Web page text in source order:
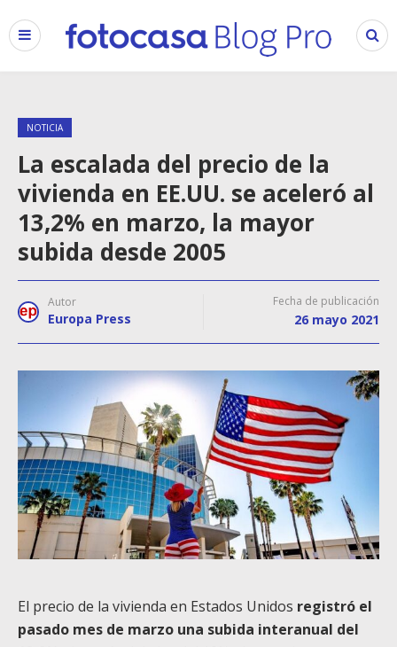
NOTICIA
La escalada del precio de la
vivienda en EE.UU. se aceleró al
13,2% en marzo, la mayor
subida desde 2005
Autor
Europa Press
Fecha de publicación
26 mayo 2021
El precio de la vivienda en Estados Unidos registró el
pasado mes de marzo una subida interanual del